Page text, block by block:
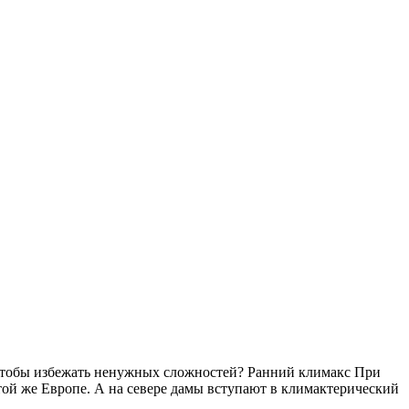
избежать ненужных сложностей? Ранний климакс При
же Европе. А на севере дамы вступают в климактерический